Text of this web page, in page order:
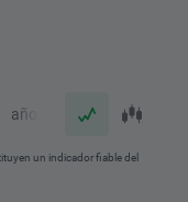
año
un indicador fiable del